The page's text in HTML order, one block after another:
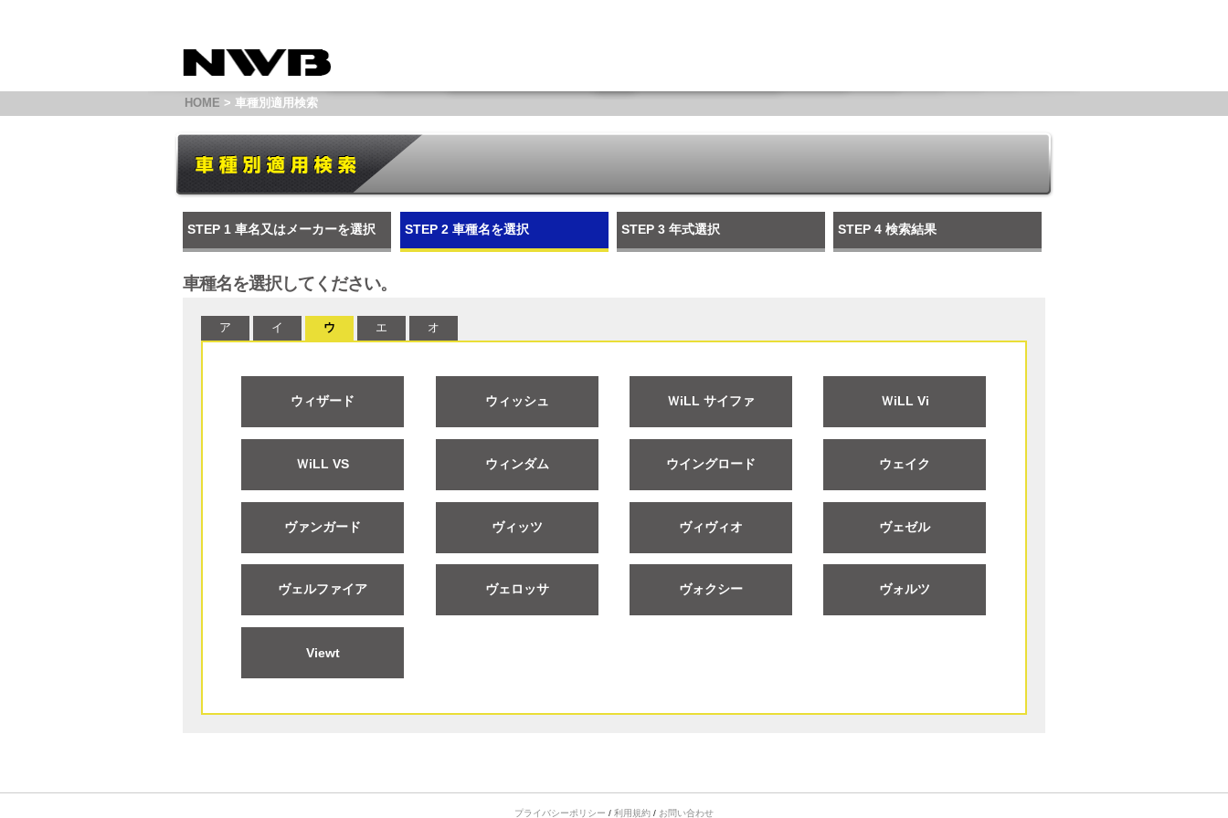
HOME > 車種別適用検索
STEP 1車名又はメーカーを選択 STEP 2 車種名を選択 STEP 3 年式選択 STEP 4検索結果
車種名を選択してください。
ア イ ウ エ オ
ウィザード ウィッシュ ＷiLL サイファ ＷiLL Vi
ＷiLL VS ウィンダム ウイングロード ウェイク
ヴァンガード ヴィッツ ヴィヴィオ ヴェゼル
ヴェルファイア ヴェロッサ ヴォクシー ヴォルツ
Viewt
プライバシーポリシー / 利用規約 / お問い合わせ